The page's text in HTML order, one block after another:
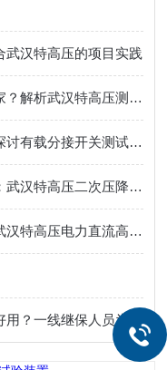
武汉特高压的项目实践
直流断路器安秒特性测试仪选哪家？解析武汉特高压测试仪的技术核心
有载分接开关测试仪厂家推荐：探讨有载分接开关测试仪的集成测试能力
二次压降及负荷测试仪厂家推荐：武汉特高压二次压降及负荷测试仪的应用实践
直流高压发生器厂家推荐：解析武汉特高压电力直流高压发生器的应用表现